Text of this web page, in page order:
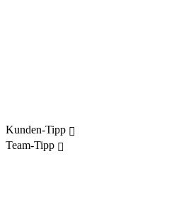
Kunden-Tipp
Team-Tipp